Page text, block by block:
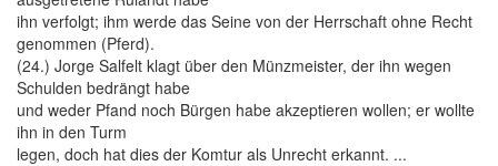
ihn verfolgt; ihm werde das Seine von der Herrschaft ohne Recht
genommen (Pferd).
(24.) Jorge Salfelt klagt über den Münzmeister, der ihn wegen
Schulden bedrängt habe
und weder Pfand noch Bürgen habe akzeptieren wollen; er wollte
ihn in den Turm
legen, doch hat dies der Komtur als Unrecht erkannt. ...